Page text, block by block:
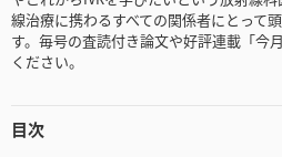
線治療に携わるすべての関係者にとって
す。毎号の査読付き論文や好評連載「今
ください。
目次